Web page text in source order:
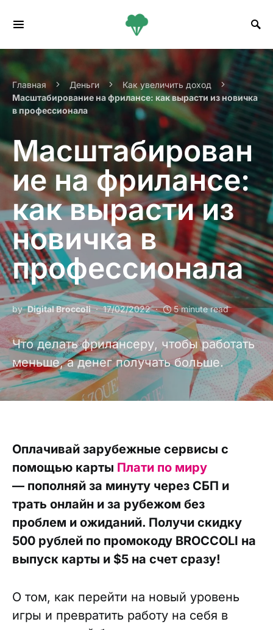
Главная Деньги
Как увеличить доход
Масштабирование на фрилансе: как вырасти из новичка
в профессионала
Масштабирован
ие на фрилансе:
как вырасти из
новичка в
профессионала
by Digital Broccoli 17/02/2022 5 minute read
Что делать фрилансеру, чтобы работать
меньше, а денег получать больше.
Оплачивай зарубежные сервисы с
помощью карты Плати по миру
— пополняй за минуту через СБП и
трать онлайн и за рубежом без
проблем и ожиданий. Получи скидку
500 рублей по промокоду BROCCOLI на
выпуск карты и $5 на счет сразу!
О том, как перейти на новый уровень
игры и превратить работу на себя в